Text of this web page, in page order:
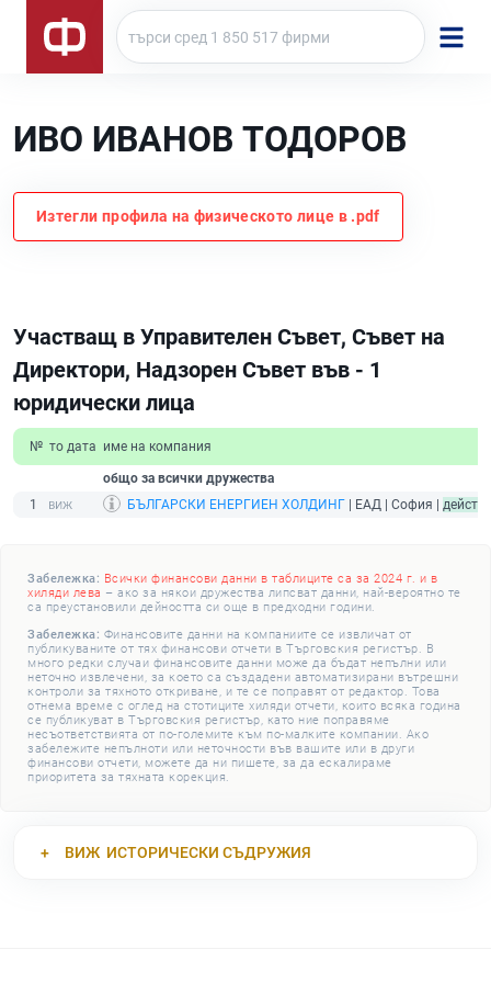
ИВО ИВАНОВ ТОДОРОВ
Изтегли профила на физическото лице в .pdf
Участващ в Управителен Съвет, Съвет на
Директори, Надзорен Съвет във - 1
юридически лица
№ то дата име на компания
общо за всички дружества
1
БЪЛГАРСКИ ЕНЕРГИЕН ХОЛДИНГ | ЕАД | София |
Забележка: Всички финансови данни в таблиците са за 2024 г. и в
хиляди лева – ако за някои дружества липсват данни, най-вероятно те
са преустановили дейността си още в предходни години.
Забележка: Финансовите данни на компаниите се извличат от
публикуваните от тях финансови отчети в Търговския регистър. В
много редки случаи финансовите данни може да бъдат непълни или
неточно извлечени, за което са създадени автоматизирани вътрешни
контроли за тяхното откриване, и те се поправят от редактор. Това
отнема време с оглед на стотиците хиляди отчети, които всяка година
се публикуват в Търговския регистър, като ние поправяме
несъответствията от по-големите към по-малките компании. Ако
забележите непълноти или неточности във вашите или в други
финансови отчети, можете да ни пишете, за да ескалираме
приоритета за тяхната корекция.
ВИЖ ИСТОРИЧЕСКИ СЪДРУЖИЯ